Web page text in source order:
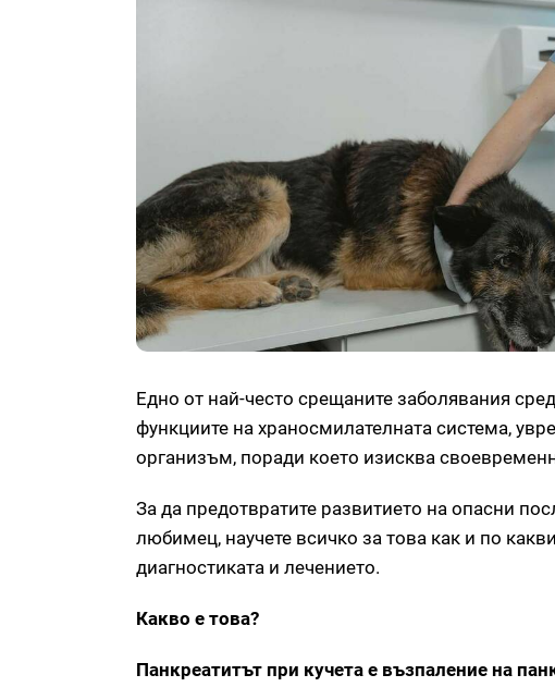
Едно от най-често срещаните заболявания
функциите на храносмилателната система,
организъм, поради което изисква
За да предотвратите развитието на опасни
любимец, научете всичко за това как и по
диагностиката и лечението.
Какво е това?
Панкреатитът при кучета е възпаление на